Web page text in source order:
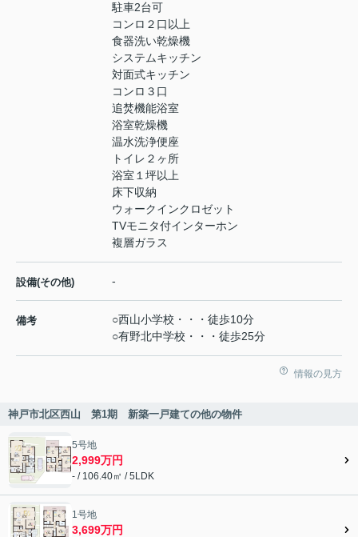
駐車2台可
コンロ２口以上
食器洗い乾燥機
システムキッチン
対面式キッチン
コンロ３口
追焚機能浴室
浴室乾燥機
温水洗浄便座
トイレ２ヶ所
浴室１坪以上
床下収納
ウォークインクロゼット
TVモニタ付インターホン
複層ガラス
設備(その他) -
備考
○西山小学校・・・徒歩10分
○有野北中学校・・・徒歩25分
情報の見方
神戸市北区西山 第1期 新築一戸建ての他の物件
5号地
2,999万円
- / 106.40㎡ / 5LDK
1号地
3,699万円